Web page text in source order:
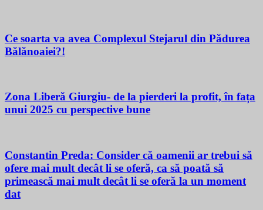
Ce soarta va avea Complexul Stejarul din Pădurea
Bălănoaiei?!
Zona Liberă Giurgiu- de la pierderi la profit, în fața
unui 2025 cu perspective bune
Constantin Preda: Consider că oamenii ar trebui să
ofere mai mult decât li se oferă, ca să poată să
primească mai mult decât li se oferă la un moment
dat